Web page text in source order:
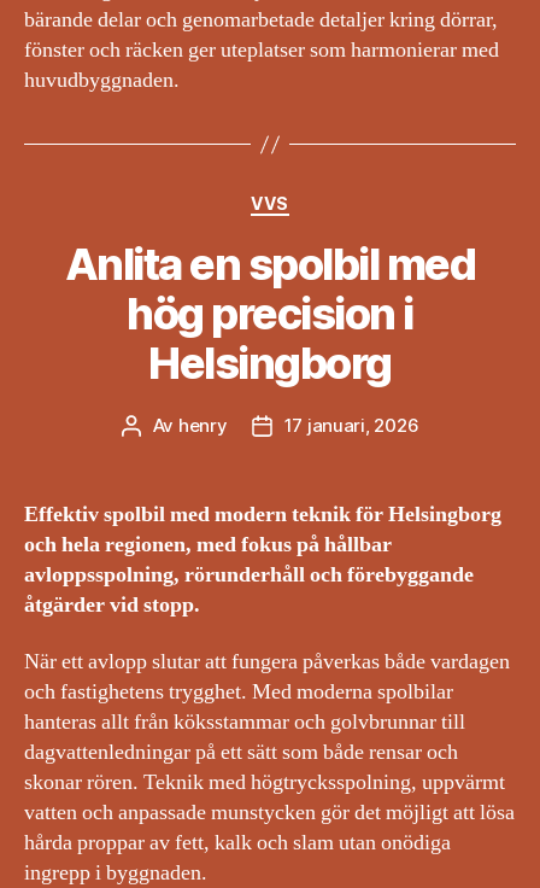
bärande delar och genomarbetade detaljer kring dörrar,
fönster och räcken ger uteplatser som harmonierar med
huvudbyggnaden.
Kategorier
VVS
Anlita en spolbil med
hög precision i
Helsingborg
Inläggsförfattare
Av henry Inläggsdatum
17 januari, 2026
Effektiv spolbil med modern teknik för Helsingborg
och hela regionen, med fokus på hållbar
avloppsspolning, rörunderhåll och förebyggande
åtgärder vid stopp.
När ett avlopp slutar att fungera påverkas både vardagen
och fastighetens trygghet. Med moderna spolbilar
hanteras allt från köksstammar och golvbrunnar till
dagvattenledningar på ett sätt som både rensar och
skonar rören. Teknik med högtrycksspolning, uppvärmt
vatten och anpassade munstycken gör det möjligt att lösa
hårda proppar av fett, kalk och slam utan onödiga
ingrepp i byggnaden.